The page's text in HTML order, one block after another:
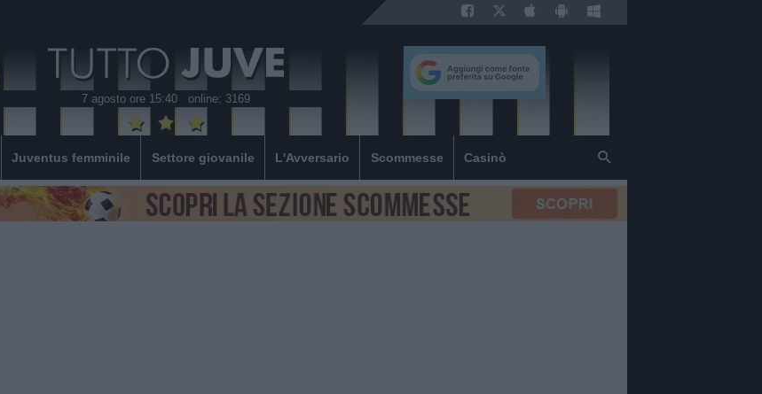
7 agosto ore 15:40 online: 3169
Juventus femminile Settore giovanile L'Avversario Scommesse Casinò